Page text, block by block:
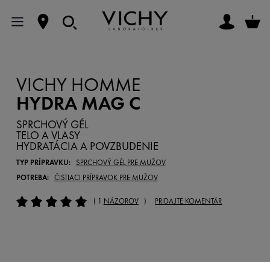
VICHY HOMME
HYDRA MAG C
SPRCHOVÝ GÉL
TELO A VLASY
HYDRATÁCIA A POVZBUDENIE
TYP PRÍPRAVKU:
SPRCHOVÝ GÉL PRE MUŽOV
POTREBA: ČISTIACI PRÍPRAVOK PRE MUŽOV
( 1 NÁZOROV) PRIDAJTE KOMENTÁR